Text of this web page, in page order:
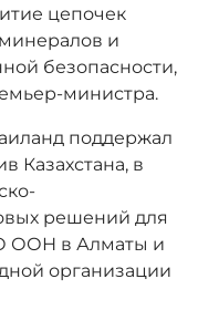
цепочек
и
безопасности,
министра.
поддержал
Казахстана, в
решений для
ООН в Алматы и
организации